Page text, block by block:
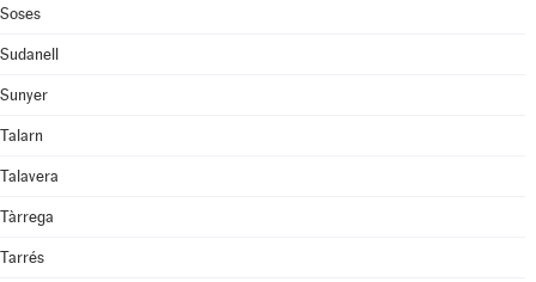
Soses
Sudanell
Sunyer
Talarn
Talavera
Tàrrega
Tarrés